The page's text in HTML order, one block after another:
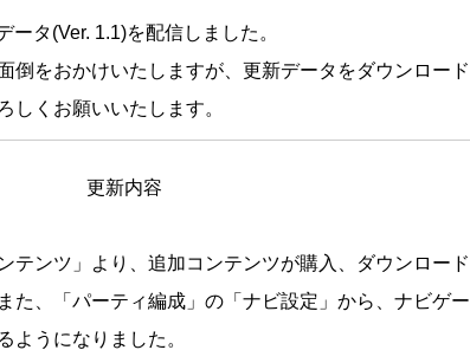
タ(Ver. 1.1)を配信しました。
倒をおかけいたしますが、更新データをダウンロード
しくお願いいたします。
更新内容
テンツ」より、追加コンテンツが購入、ダウンロード
た、「パーティ編成」の「ナビ設定」から、ナビゲー
ようになりました。